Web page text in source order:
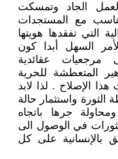
الجاد وتمسكت
مع المستجدات
التي تفقدها هويتها
السهل أبدا كون
مرجعيات عقائدية
المتعطشة للحرية
الإصلاح . لذا لابد
واستثمار حالة
جرها باتجاه
في الوصول الى
بالإنسانية على كل